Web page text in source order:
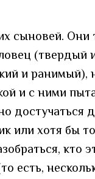
сыновей. Они
(твердый
и ранимый),
и с ними
достучаться
или хотя бы
кто
есть,